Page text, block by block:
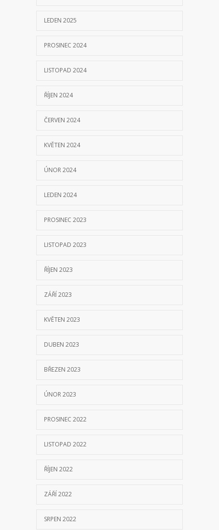
LEDEN 2025
PROSINEC 2024
LISTOPAD 2024
ŘÍJEN 2024
ČERVEN 2024
KVĚTEN 2024
ÚNOR 2024
LEDEN 2024
PROSINEC 2023
LISTOPAD 2023
ŘÍJEN 2023
ZÁŘÍ 2023
KVĚTEN 2023
DUBEN 2023
BŘEZEN 2023
ÚNOR 2023
PROSINEC 2022
LISTOPAD 2022
ŘÍJEN 2022
ZÁŘÍ 2022
SRPEN 2022